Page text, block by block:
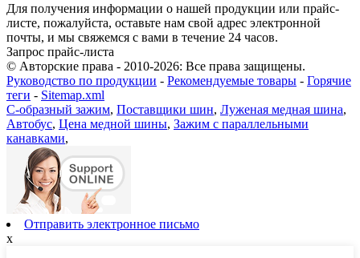
Для получения информации о нашей продукции или прайс-
листе, пожалуйста, оставьте нам свой адрес электронной
почты, и мы свяжемся с вами в течение 24 часов.
Запрос прайс-листа
© Авторские права - 2010-2026: Все права защищены.
Руководство по продукции - Рекомендуемые товары - Горячие
теги - Sitemap.xml
С-образный зажим, Поставщики шин, Луженая медная шина,
Автобус, Цена медной шины, Зажим с параллельными
канавками,
Отправить электронное письмо
x